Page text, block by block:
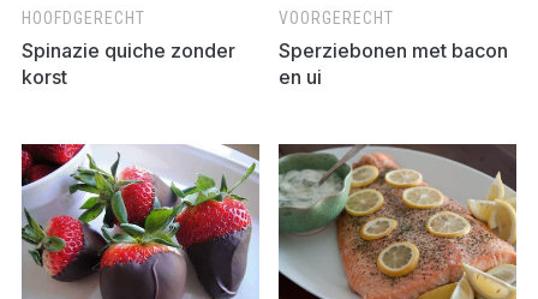
HOOFDGERECHT
Spinazie quiche zonder
korst
VOORGERECHT
Sperziebonen met bacon
en ui